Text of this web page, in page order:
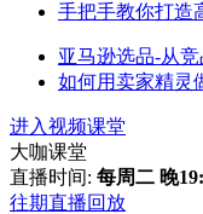
手把手教你打造
亚马逊选品-从
如何用卖家精灵
进入视频课堂
大咖课堂
直播时间: 每周二 晚
往期直播回放